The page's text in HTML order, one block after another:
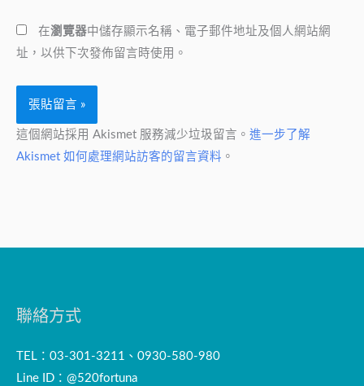
*
址
在瀏覽器中儲存顯示名稱、電子郵件地址及個人網站網
址，以供下次發佈留言時使用。
這個網站採用 Akismet 服務減少垃圾留言。 進一步了解
Akismet 如何處理網站訪客的留言資料 。
聯絡方式
TEL：03-301-3211、0930-580-980
Line ID：@520fortuna